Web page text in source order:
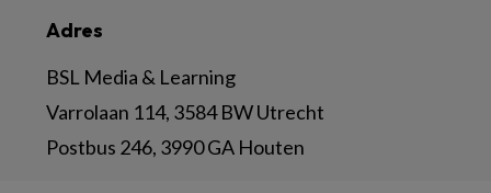
Adres
BSL Media & Learning
Varrolaan 114, 3584 BW Utrecht
Postbus 246, 3990 GA Houten